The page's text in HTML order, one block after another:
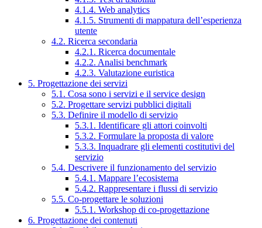
4.1.4. Web analytics
4.1.5. Strumenti di mappatura dell’esperienza
utente
4.2. Ricerca secondaria
4.2.1. Ricerca documentale
4.2.2. Analisi benchmark
4.2.3. Valutazione euristica
5. Progettazione dei servizi
5.1. Cosa sono i servizi e il service design
5.2. Progettare servizi pubblici digitali
5.3. Definire il modello di servizio
5.3.1. Identificare gli attori coinvolti
5.3.2. Formulare la proposta di valore
5.3.3. Inquadrare gli elementi costitutivi del
servizio
5.4. Descrivere il funzionamento del servizio
5.4.1. Mappare l’ecosistema
5.4.2. Rappresentare i flussi di servizio
5.5. Co-progettare le soluzioni
5.5.1. Workshop di co-progettazione
6. Progettazione dei contenuti